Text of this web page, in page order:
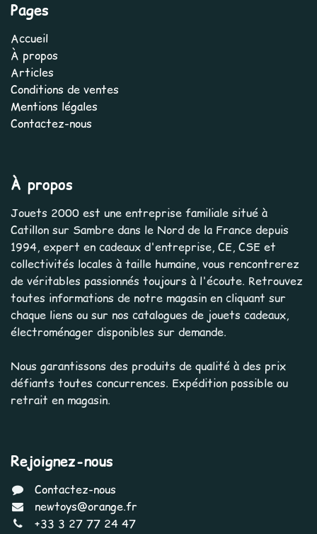
Pages
Accueil
À propos
Articles
Conditions de ventes
Mentions légales
Contactez-nous
À propos
Jouets 2000 est une entreprise familiale situé à
Catillon sur Sambre dans le Nord de la France depuis
1994, expert en cadeaux d'entreprise, CE, CSE et
collectivités locales à taille humaine, vous rencontrerez
de véritables passionnés toujours à l'écoute. Retrouvez
toutes informations de notre magasin en cliquant sur
chaque liens ou sur nos catalogues de jouets cadeaux,
électroménager disponibles sur demande.
Nous garantissons des produits de qualité à des prix
défiants toutes concurrences. Expédition possible ou
retrait en magasin.
Rejoignez-nous
Contactez-nous
newtoys@orange.fr
+33 3 27 77 24 47